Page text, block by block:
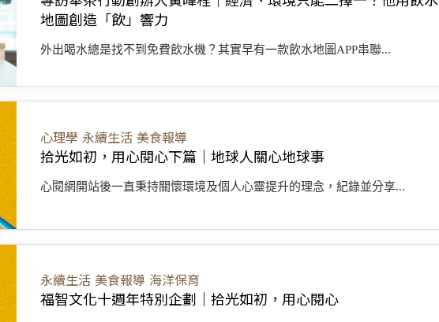
地圖創造「飲」響力
外出喝水總是找不到免費飲水機？其實早有一款飲水地圖APP串聯...
心理學 永續生活 美食報導
拾光如初，用心閱心下篇｜地球人關心地球事
心閱網開站後一直秉持關懷環境及個人心靈提升的理念，紀錄並分享...
永續生活 美食報導 海洋保育
福智文化十週年特別企劃｜拾光如初，用心閱心